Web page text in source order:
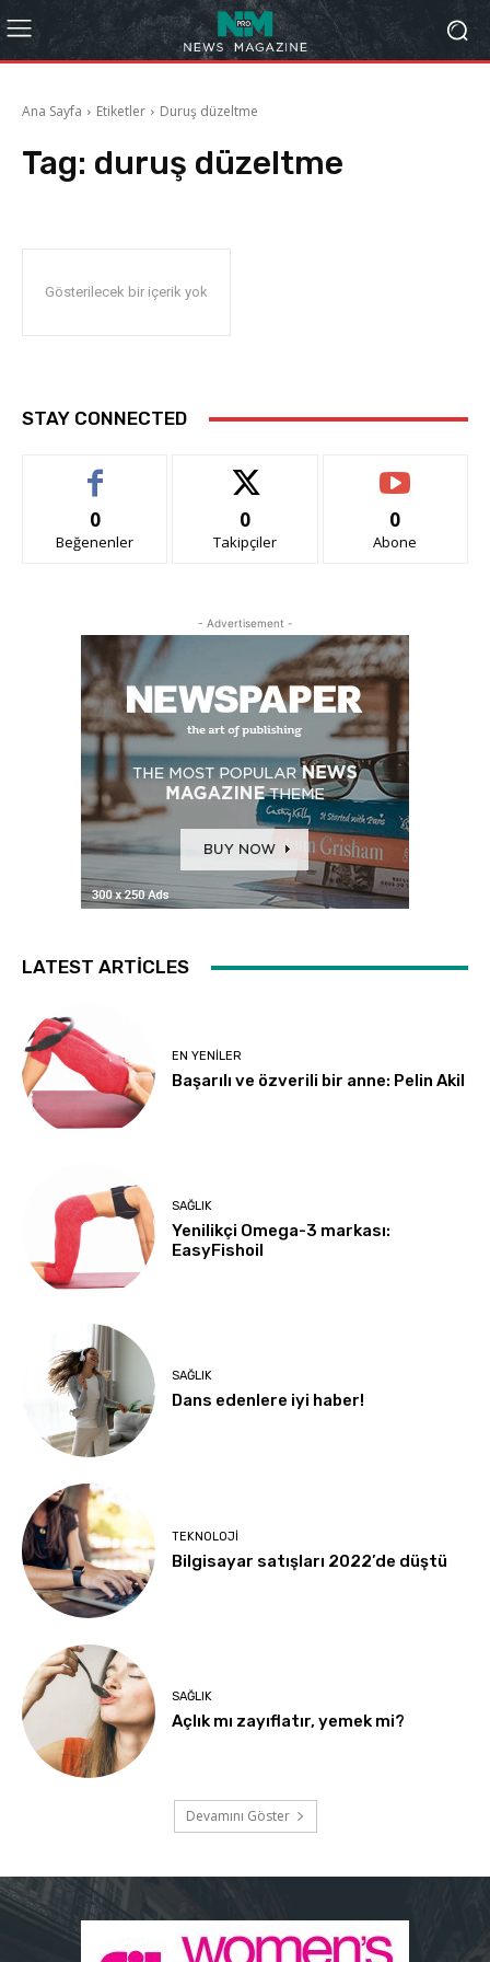
Ana Sayfa Etiketler Duruş düzeltme
Tag: duruş düzeltme
Gösterilecek bir içerik yok
STAY CONNECTED
0
Beğenenler
0
Takipçiler
0
Abone
- Advertisement -
LATEST ARTICLES
EN YENILER
Başarılı ve özverili bir anne: Pelin Akil
SAĞLIK
Yenilikçi Omega-3 markası:
EasyFishoil
SAĞLIK
Dans edenlere iyi haber!
TEKNOLOJI
Bilgisayar satışları 2022’de düştü
SAĞLIK
Açlık mı zayıflatır, yemek mi?
Devamını Göster